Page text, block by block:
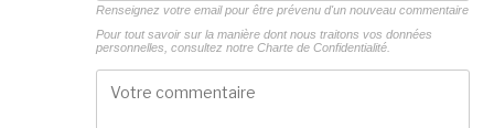
Renseignez votre email pour être prévenu d'un nouveau commentaire
Pour tout savoir sur la manière dont nous traitons vos données
personnelles, consultez notre Charte de Confidentialité.